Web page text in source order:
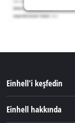
Einhell'i keşfedin
Einhell hakkında